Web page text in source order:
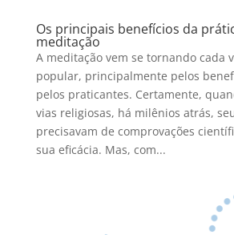
Os principais benefícios da
meditação
A meditação vem se tornando cada
popular, principalmente pelos
pelos praticantes. Certamente,
vias religiosas, há milênios atrás,
precisavam de comprovações
sua eficácia. Mas, com...